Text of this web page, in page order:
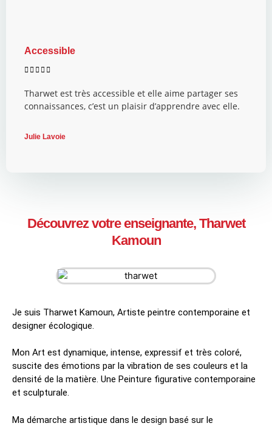
Accessible
    
Tharwet est très accessible et elle aime partager ses
connaissances, c’est un plaisir d’apprendre avec elle.
Julie Lavoie
Découvrez votre enseignante, Tharwet
Kamoun
Je suis Tharwet Kamoun, Artiste peintre contemporaine et
designer écologique.
Mon Art est dynamique, intense, expressif et très coloré,
suscite des émotions par la vibration de ses couleurs et la
densité de la matière. Une Peinture figurative contemporaine
et sculpturale.
Ma démarche artistique dans le design basé sur le